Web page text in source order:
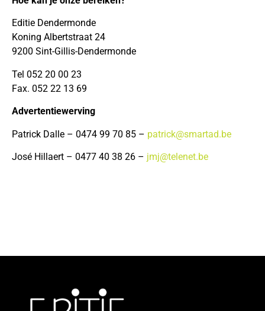
Editie Dendermonde
Koning Albertstraat 24
9200 Sint-Gillis-Dendermonde
Tel 052 20 00 23
Fax. 052 22 13 69
Advertentiewerving
Patrick Dalle – 0474 99 70 85 – patrick@smartad.be
José Hillaert – 0477 40 38 26 – jmj@telenet.be